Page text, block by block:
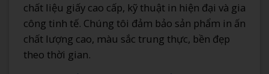
chất liệu giấy cao cấp, kỹ thuật in hiện đại và gia
công tinh tế. Chúng tôi đảm bảo sản phẩm in ấn
chất lượng cao, màu sắc trung thực, bền đẹp
theo thời gian.